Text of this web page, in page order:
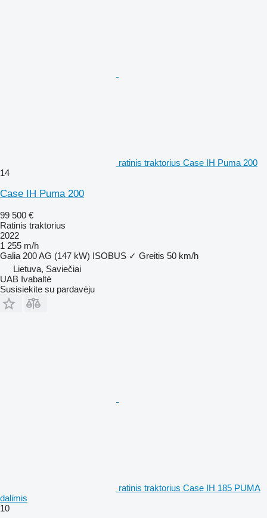
ratinis traktorius Case IH Puma 200
14
Case IH Puma 200
99 500 €
Ratinis traktorius
2022
1 255 m/h
Galia 200 AG (147 kW) ISOBUS ✓ Greitis 50 km/h
Lietuva, Saviečiai
UAB Ivabaltė
Susisiekite su pardavėju
ratinis traktorius Case IH 185 PUMA
dalimis
10